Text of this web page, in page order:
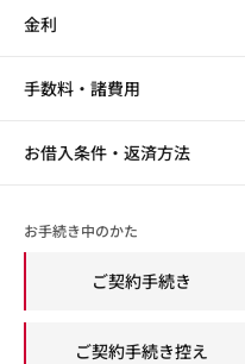
金利
手数料・諸費用
お借入条件・返済方法
お手続き中のかた
ご契約手続き
ご契約手続き控え